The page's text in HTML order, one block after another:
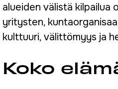
alueiden välistä kilpailua
yritysten,
kulttuuri, välittömyys ja
Koko